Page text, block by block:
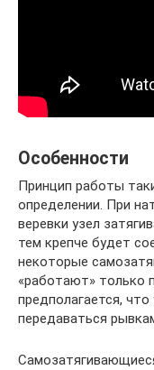
Особенности
Принцип работы
определении. При
веревки узел
тем крепче будет
некоторые
«работают» только
предполагается,
передаваться